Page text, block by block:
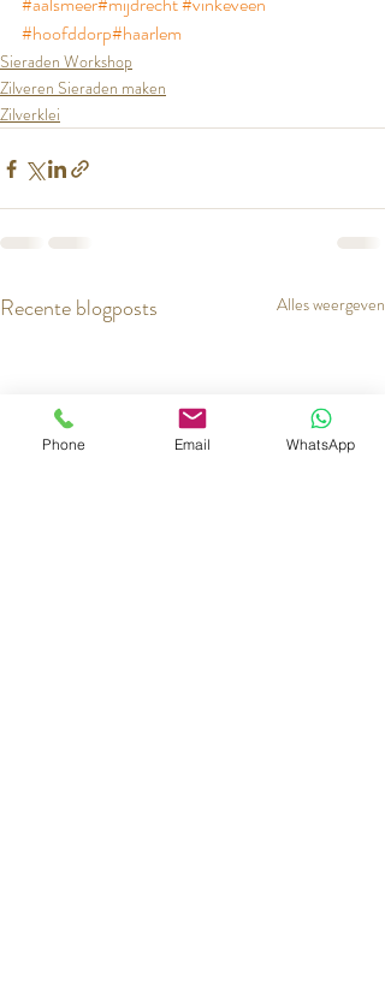
#hoofddorp#haarlem
Sieraden Workshop
Zilveren Sieraden maken
Zilverklei
Recente blogposts Alles weergeven
Phone Email WhatsApp